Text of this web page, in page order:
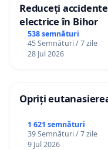
Reduceți
electrice în Bihor
538 semnături
45 Semnături / 7 zile
28 Jul 2026
Opriți
1 621 semnături
39 Semnături / 7 zile
9 Jul 2026